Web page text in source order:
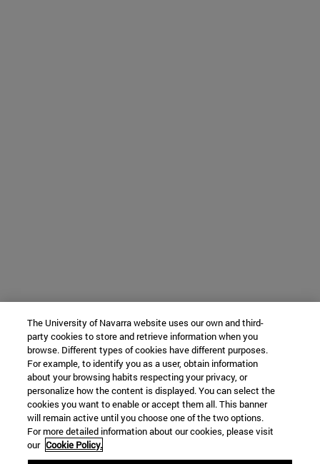
The University of Navarra website uses our own and third-
party cookies to store and retrieve information when you
browse. Different types of cookies have different purposes.
For example, to identify you as a user, obtain information
about your browsing habits respecting your privacy, or
personalize how the content is displayed. You can select the
cookies you want to enable or accept them all. This banner
will remain active until you choose one of the two options.
For more detailed information about our cookies, please visit
our Cookie Policy.